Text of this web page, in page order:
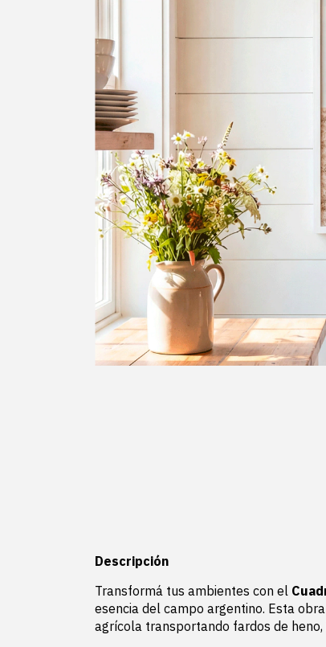
Descripción
Transformá tus ambientes con el
esencia del campo argentino. Esta
agrícola transportando fardos de